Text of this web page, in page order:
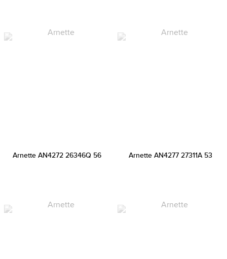
Arnette AN4272 26346Q 56 Arnette AN4277 27311A 53